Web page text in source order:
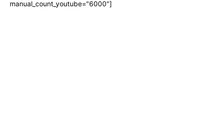
manual_count_youtube="6000"]